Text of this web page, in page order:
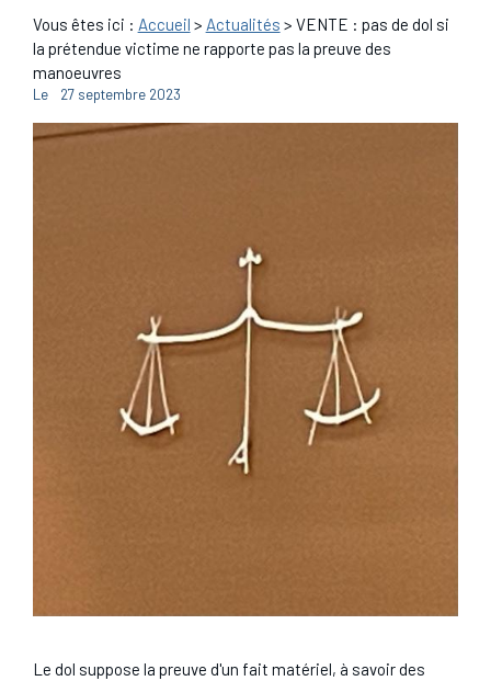
Vous êtes ici : Accueil > Actualités > VENTE : pas de dol si
la prétendue victime ne rapporte pas la preuve des
manoeuvres
Le 27 septembre 2023
Le dol suppose la preuve d'un fait matériel, à savoir des